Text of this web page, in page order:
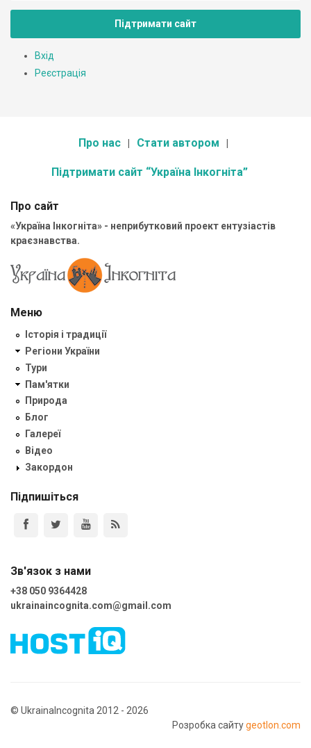
Підтримати сайт
Вхід
Реєстрація
Про нас Стати автором
Підтримати сайт “Україна Інкогніта”
Про сайт
«Україна Інкогніта» - неприбутковий проект ентузіастів
краєзнавства.
Меню
Історія і традиції
Регіони України
Тури
Пам'ятки
Природа
Блог
Галереї
Відео
Закордон
Підпишіться
Зв'язок з нами
+38 050 9364428
ukrainaincognita.com@gmail.com
© UkrainaIncognita 2012 - 2026
Розробка сайтуgeotlon.com